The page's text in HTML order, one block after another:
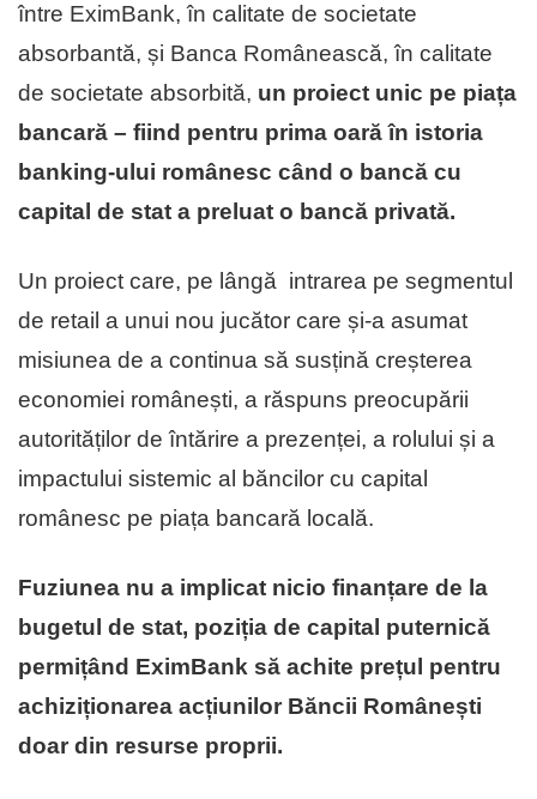
între EximBank, în calitate de societate
absorbantă, și Banca Românească, în calitate
de societate absorbită, un proiect unic pe piața
bancară – fiind pentru prima oară în istoria
banking-ului românesc când o bancă cu
capital de stat a preluat o bancă privată.
Un proiect care, pe lângă intrarea pe segmentul
de retail a unui nou jucător care și-a asumat
misiunea de a continua să susțină creșterea
economiei românești, a răspuns preocupării
autorităților de întărire a prezenței, a rolului și a
impactului sistemic al băncilor cu capital
românesc pe piața bancară locală.
Fuziunea nu a implicat nicio finanțare de la
bugetul de stat, poziția de capital puternică
permițând EximBank să achite prețul pentru
achiziționarea acțiunilor Băncii Românești
doar din resurse proprii.